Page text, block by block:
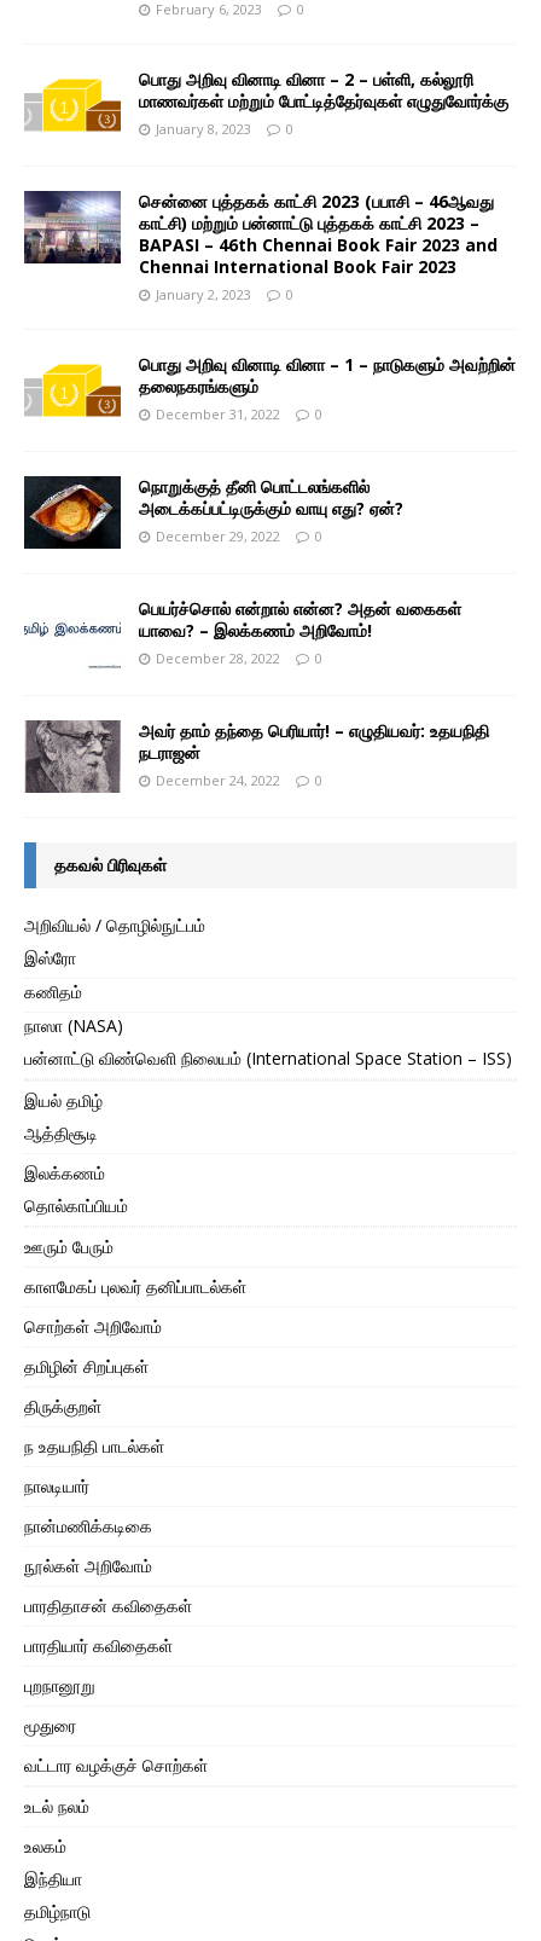
February 6, 2023 0
பொது அறிவு வினாடி வினா – 2 – பள்ளி, கல்லூரி
மாணவர்கள் மற்றும் போட்டித்தேர்வுகள் எழுதுவோர்க்கு
January 8, 2023 0
சென்னை புத்தகக் காட்சி 2023 (பபாசி – 46ஆவது
காட்சி) மற்றும் பன்னாட்டு புத்தகக் காட்சி 2023 –
BAPASI – 46th Chennai Book Fair 2023 and
Chennai International Book Fair 2023
January 2, 2023 0
பொது அறிவு வினாடி வினா – 1 – நாடுகளும் அவற்றின்
தலைநகரங்களும்
December 31, 2022 0
நொறுக்குத் தீனி பொட்டலங்களில்
அடைக்கப்பட்டிருக்கும் வாயு எது? ஏன்?
December 29, 2022 0
பெயர்ச்சொல் என்றால் என்ன? அதன் வகைகள்
யாவை? – இலக்கணம் அறிவோம்!
December 28, 2022 0
அவர் தாம் தந்தை பெரியார்! – எழுதியவர்: உதயநிதி
நடராஜன்
December 24, 2022 0
தகவல் பிரிவுகள்
அறிவியல் / தொழில்நுட்பம்
இஸ்ரோ
கணிதம்
நாஸா (NASA)
பன்னாட்டு விண்வெளி நிலையம் (International Space Station – ISS)
இயல் தமிழ்
ஆத்திசூடி
இலக்கணம்
தொல்காப்பியம்
ஊரும் பேரும்
காளமேகப் புலவர் தனிப்பாடல்கள்
சொற்கள் அறிவோம்
தமிழின் சிறப்புகள்
திருக்குறள்
ந உதயநிதி பாடல்கள்
நாலடியார்
நான்மணிக்கடிகை
நூல்கள் அறிவோம்
பாரதிதாசன் கவிதைகள்
பாரதியார் கவிதைகள்
புறநானூறு
மூதுரை
வட்டார வழக்குச் சொற்கள்
உடல் நலம்
உலகம்
இந்தியா
தமிழ்நாடு